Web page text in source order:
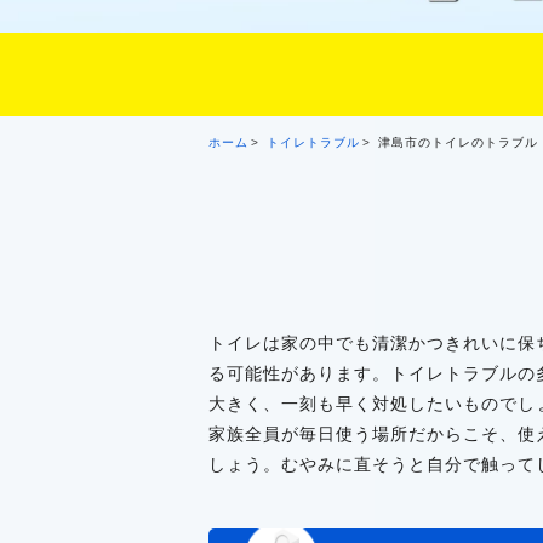
ホーム トイレトラブル 津島市のトイレのトラブル
トイレは家の中でも清潔かつきれいに
る可能性があります。トイレトラブル
大きく、一刻も早く対処したいものでし
家族全員が毎日使う場所だからこそ、
しょう。むやみに直そうと自分で触っ